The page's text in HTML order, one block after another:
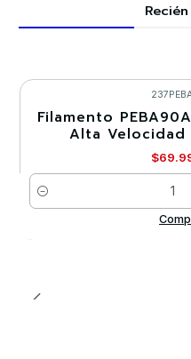
-30%
Filamento
Alta Velocidad
Cantidad